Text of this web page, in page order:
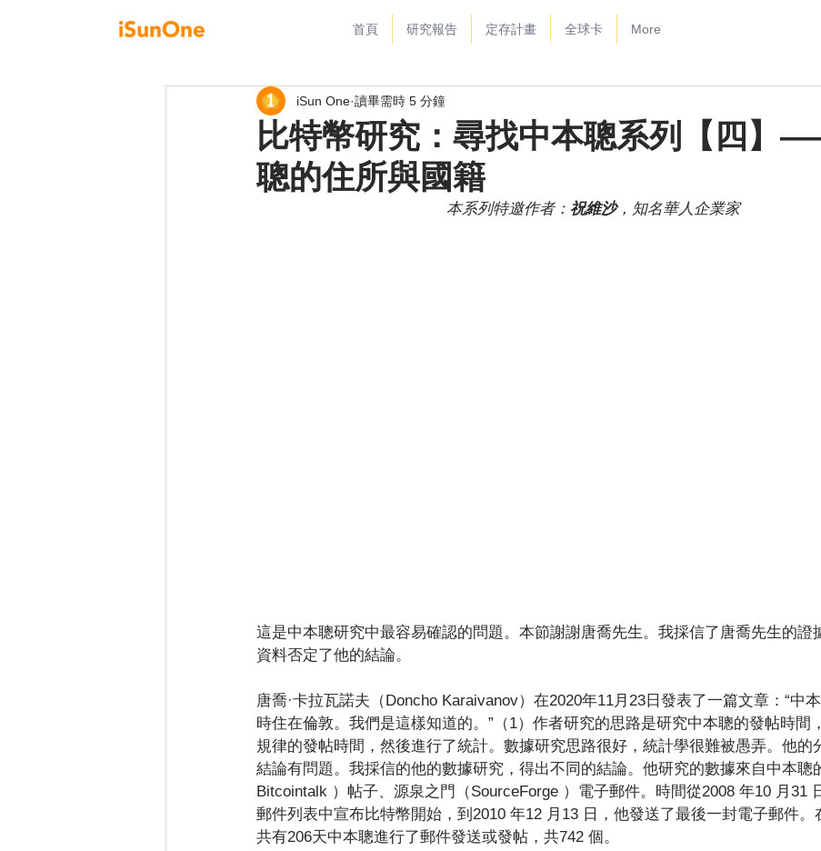
首頁 研究報告 定存計畫 全球卡 More
比特幣研究：尋找中本聰系列【四】
聰的住所與國籍
iSun One 讀畢需時 5 分鐘
本系列特邀作者： 祝維沙，知名華人企業家
這是中本聰研究中最容易確認的問題。本節謝謝唐喬先生。我採信了唐喬先生的證
資料否定了他的結論。
唐喬·卡拉瓦諾夫（Doncho Karaivanov）在2020年11月23日發表了一篇文章：“中
時住在倫敦。我們是這樣知道的。”（1）作者研究的思路是研究中本聰的發帖時間
規律的發帖時間，然後進行了統計。數據研究思路很好，統計學很難被愚弄。他的
結論有問題。我採信的他的數據研究，得出不同的結論。他研究的數據來自中本聰
Bitcointalk ）帖子、源泉之門（SourceForge ）電子郵件。時間從2008 年10 月31
郵件列表中宣布比特幣開始，到2010 年12 月13 日，他發送了最後一封電子郵件。
共有206天中本聰進行了郵件發送或發帖，共742 個。